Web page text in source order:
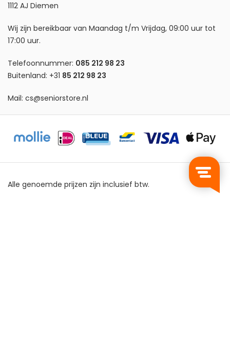
1112 AJ Diemen
Wij zijn bereikbaar van Maandag t/m Vrijdag, 09:00 uur tot
17:00 uur.
Telefoonnummer: 085 212 98 23
Buitenland: +31 85 212 98 23
Mail: cs@seniorstore.nl
Alle genoemde prijzen zijn inclusief btw.